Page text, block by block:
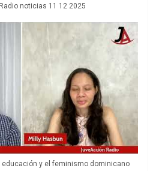
noticias 11 12 2025
educación y el feminismo dominicano